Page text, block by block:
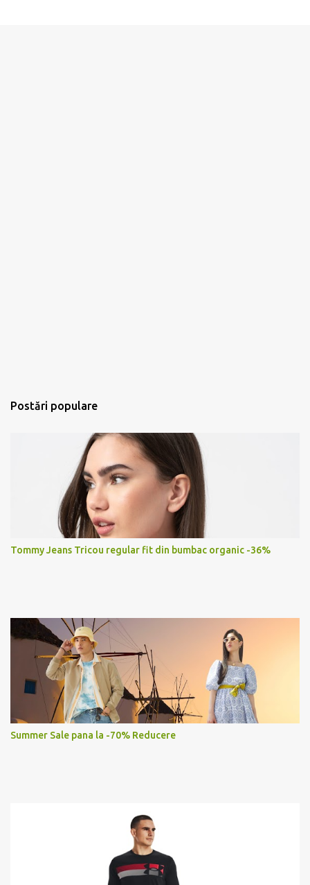
Postări populare
Tommy Jeans Tricou regular fit din bumbac organic -36%
Summer Sale pana la -70% Reducere